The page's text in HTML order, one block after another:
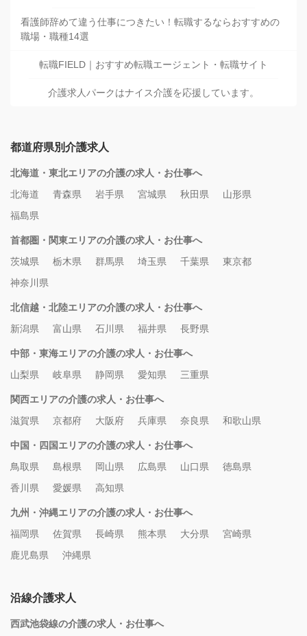
看護師辞めて違う仕事につきたい！転職するならおすすめの
職場・職種14選
転職FIELD｜おすすめ転職エージェント・転職サイト
介護求人パークはナイス介護を応援しています。
都道府県別介護求人
北海道・東北エリアの介護の求人・お仕事へ
北海道
青森県 岩手県 宮城県 秋田県
山形県
福島県
首都圏・関東エリアの介護の求人・お仕事へ
茨城県
栃木県 群馬県 埼玉県 千葉県
東京都
神奈川県
北信越・北陸エリアの介護の求人・お仕事へ
新潟県
富山県 石川県 福井県 長野県
中部・東海エリアの介護の求人・お仕事へ
山梨県
岐阜県 静岡県 愛知県 三重県
関西エリアの介護の求人・お仕事へ
滋賀県
京都府 大阪府 兵庫県 奈良県 和歌山県
中国・四国エリアの介護の求人・お仕事へ
鳥取県
島根県 岡山県 広島県 山口県
徳島県
香川県
愛媛県 高知県
九州・沖縄エリアの介護の求人・お仕事へ
福岡県
佐賀県 長崎県 熊本県 大分県
宮崎県
鹿児島県
沖縄県
沿線介護求人
西武池袋線の介護の求人・お仕事へ